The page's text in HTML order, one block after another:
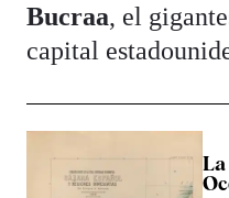
Bucraa, el
capital